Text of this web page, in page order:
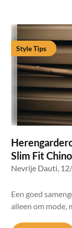
Style Tips
Slim Fit
Nevrije Dauti,
Een goed
alleen om mode,